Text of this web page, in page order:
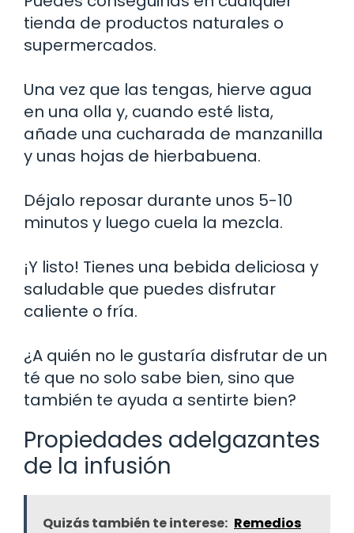
tienda de productos naturales o
supermercados.
Una vez que las tengas, hierve agua
en una olla y, cuando esté lista,
añade una cucharada de manzanilla
y unas hojas de hierbabuena.
Déjalo reposar durante unos 5-10
minutos y luego cuela la mezcla.
¡Y listo! Tienes una bebida deliciosa y
saludable que puedes disfrutar
caliente o fría.
¿A quién no le gustaría disfrutar de un
té que no solo sabe bien, sino que
también te ayuda a sentirte bien?
Propiedades adelgazantes
de la infusión
Quizás también te interese: Remedios